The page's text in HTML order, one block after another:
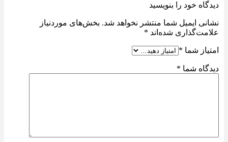
دیدگاه خود را بنویسید
نشانی ایمیل شما منتشر نخواهد شد. بخش‌های موردنیاز
علامت‌گذاری شده‌اند *
امتیاز شما *
دیدگاه شما *